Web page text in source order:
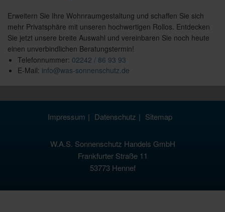
Erweitern Sie Ihre Wohnraumgestaltung und schaffen Sie sich
mehr Privatsphäre mit unseren hochwertigen Rollos. Entdecken
Sie jetzt unsere breite Auswahl und vereinbaren Sie noch heute
einen unverbindlichen Beratungstermin!
Telefonnummer: 02242 / 86 93 93
E-Mail: info@was-sonnenschutz.de
Impressum Datenschutz Sitemap
W.A.S. Sonnenschutz Handels GmbH
Frankfurter Straße 11
53773 Hennef